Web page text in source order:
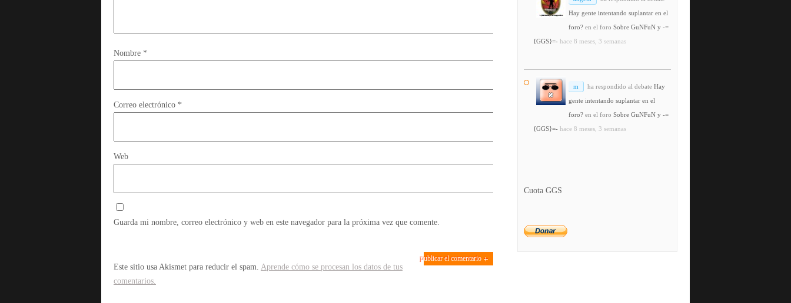
Nombre *
Correo electrónico *
Web
Guarda mi nombre, correo electrónico y web en este navegador para la próxima vez que comente.
Este sitio usa Akismet para reducir el spam. Aprende cómo se procesan los datos de tus
comentarios.
Hay gente intentando suplantar en el
foro? en el foro Sobre GuNFuN y -=
{GGS}=- hace 8 meses, 3 semanas
m ha respondido al debate Hay
gente intentando suplantar en el
foro? en el foro Sobre GuNFuN y -=
{GGS}=- hace 8 meses, 3 semanas
Cuota GGS